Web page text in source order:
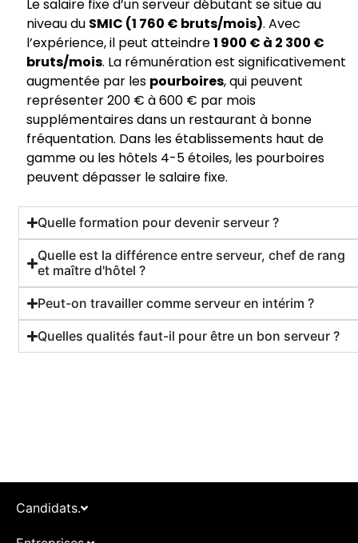
Le salaire fixe d’un serveur débutant se situe au
niveau du SMIC (1 760 € bruts/mois). Avec
l’expérience, il peut atteindre1 900 € à 2 300 €
bruts/mois. La rémunération est significativement
augmentée par les pourboires, qui peuvent
représenter 200 € à 600 € par mois
supplémentaires dans un restaurant à bonne
fréquentation. Dans les établissements haut de
gamme ou les hôtels 4-5 étoiles, les pourboires
peuvent dépasser le salaire fixe.
Quelle formation pour devenir serveur ?
Quelle est la différence entre serveur, chef de rang
et maître d'hôtel ?
Peut-on travailler comme serveur en intérim ?
Quelles qualités faut-il pour être un bon serveur ?
Candidats.